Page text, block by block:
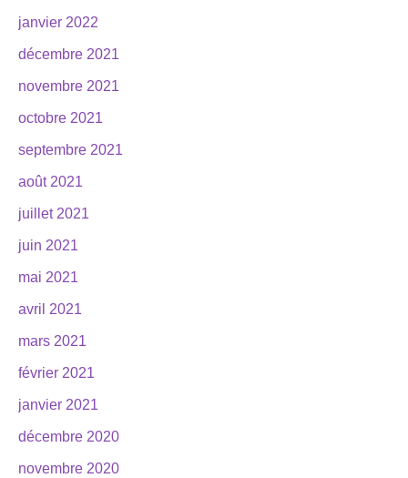
janvier 2022
décembre 2021
novembre 2021
octobre 2021
septembre 2021
août 2021
juillet 2021
juin 2021
mai 2021
avril 2021
mars 2021
février 2021
janvier 2021
décembre 2020
novembre 2020